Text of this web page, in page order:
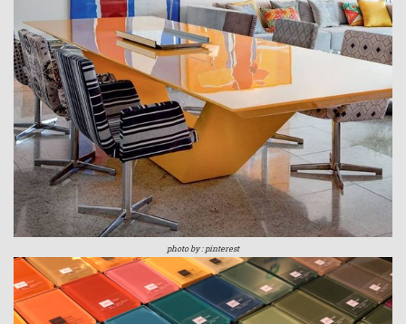
photo by : pinterest